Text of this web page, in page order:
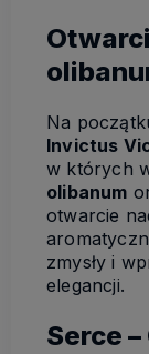
Na
Invictus
w których
olibanum
otwarcie
zmysły i
elegancji.
Serce